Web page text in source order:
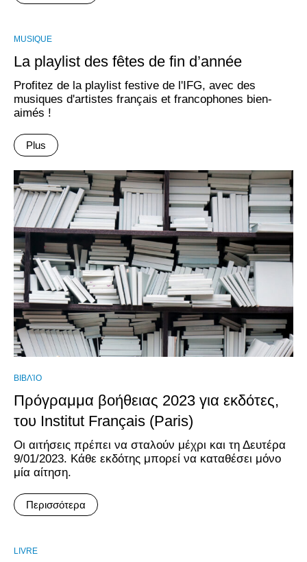
MUSIQUE
La playlist des fêtes de fin d’année
Profitez de la playlist festive de l'IFG, avec des
musiques d'artistes français et francophones bien-
aimés !
Plus
ΒΙΒΛΊΟ
Πρόγραμμα βοήθειας 2023 για εκδότες,
του Institut Français (Paris)
Οι αιτήσεις πρέπει να σταλούν μέχρι και τη Δευτέρα
9/01/2023. Κάθε εκδότης μπορεί να καταθέσει μόνο
μία αίτηση.
Περισσότερα
LIVRE